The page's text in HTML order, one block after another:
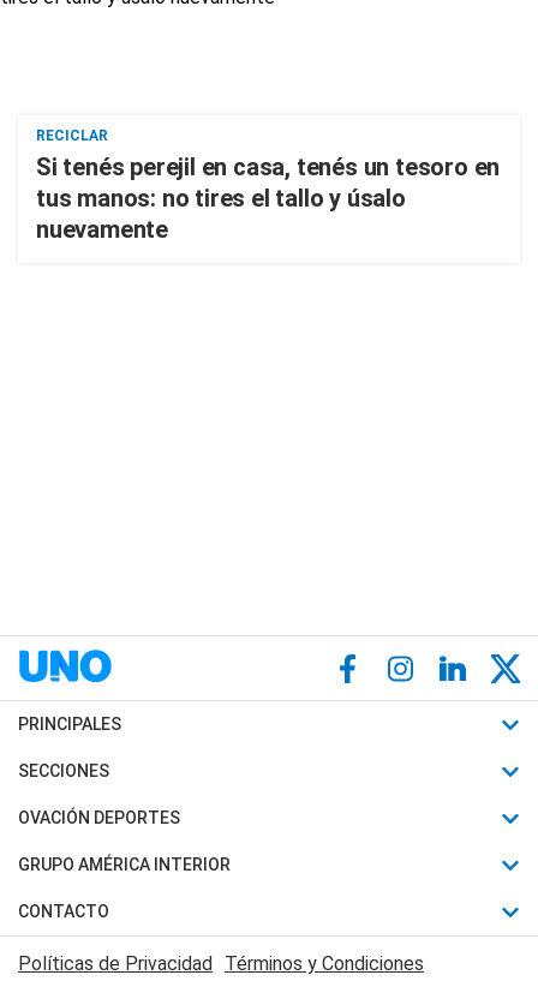
RECICLAR
Si tenés perejil en casa, tenés un tesoro en
tus manos: no tires el tallo y úsalo
nuevamente
PRINCIPALES
Últimas Noticias
Política
Judiciales
Economia
SECCIONES
Horóscopo
Motores
Trucos caseros
Series y Películas
OVACIÓN DEPORTES
Fútbol
Mundial
Automovilismo
Rugby
GRUPO AMÉRICA INTERIOR
Canal 7 en Vivo
CONTACTO
Acerca de Nosotros
Políticas de Privacidad Términos y Condiciones